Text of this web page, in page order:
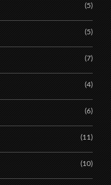
(5)
(5)
(7)
(4)
(6)
(11)
(10)